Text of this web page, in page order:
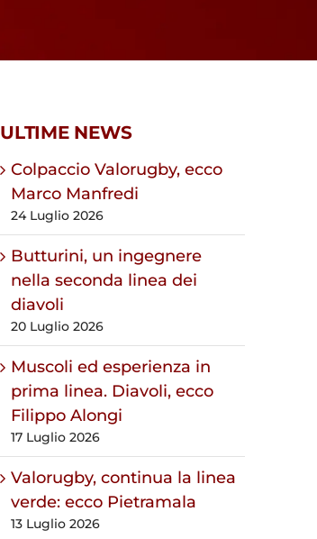
ULTIME NEWS
Colpaccio Valorugby, ecco
Marco Manfredi
24 Luglio 2026
Butturini, un ingegnere
nella seconda linea dei
diavoli
20 Luglio 2026
Muscoli ed esperienza in
prima linea. Diavoli, ecco
Filippo Alongi
17 Luglio 2026
Valorugby, continua la linea
verde: ecco Pietramala
13 Luglio 2026